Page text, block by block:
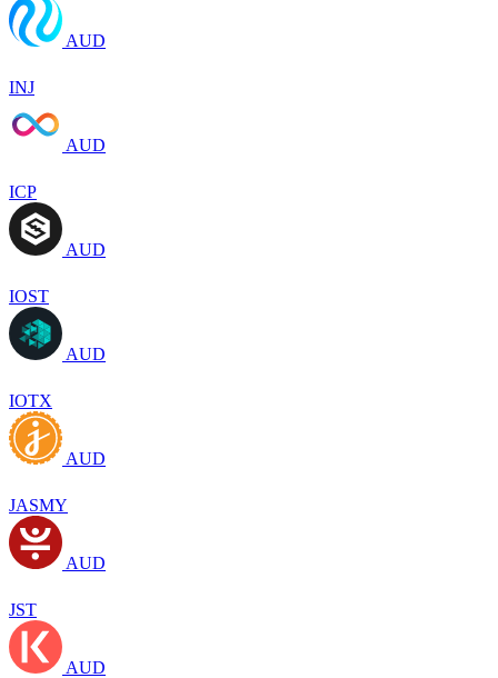
AUD
INJ
AUD
ICP
AUD
IOST
AUD
IOTX
AUD
JASMY
AUD
JST
AUD